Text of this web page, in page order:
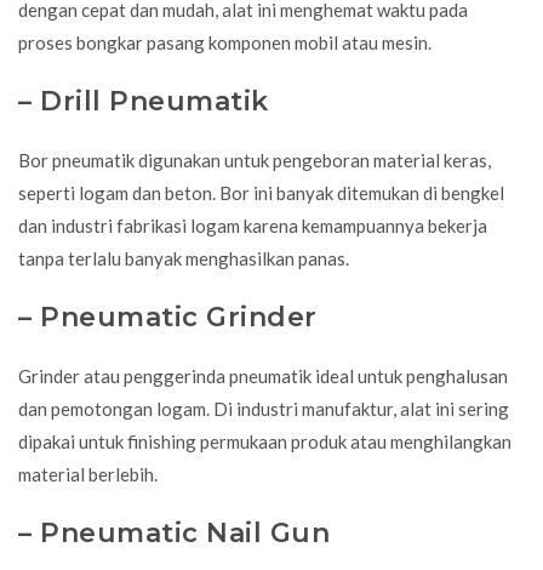
dengan cepat dan mudah, alat ini menghemat waktu pada
proses bongkar pasang komponen mobil atau mesin.
– Drill Pneumatik
Bor pneumatik digunakan untuk pengeboran material keras,
seperti logam dan beton. Bor ini banyak ditemukan di bengkel
dan industri fabrikasi logam karena kemampuannya bekerja
tanpa terlalu banyak menghasilkan panas.
– Pneumatic Grinder
Grinder atau penggerinda pneumatik ideal untuk penghalusan
dan pemotongan logam. Di industri manufaktur, alat ini sering
dipakai untuk finishing permukaan produk atau menghilangkan
material berlebih.
– Pneumatic Nail Gun